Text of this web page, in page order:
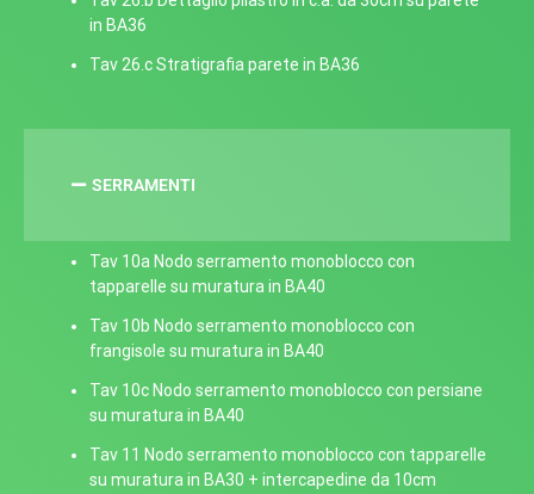
in BA36
Tav 26.c Stratigrafia parete in BA36
SERRAMENTI
Tav 10a Nodo serramento monoblocco con
tapparelle su muratura in BA40
Tav 10b Nodo serramento monoblocco con
frangisole su muratura in BA40
Tav 10c Nodo serramento monoblocco con persiane
su muratura in BA40
Tav 11 Nodo serramento monoblocco con tapparelle
su muratura in BA30 + intercapedine da 10cm